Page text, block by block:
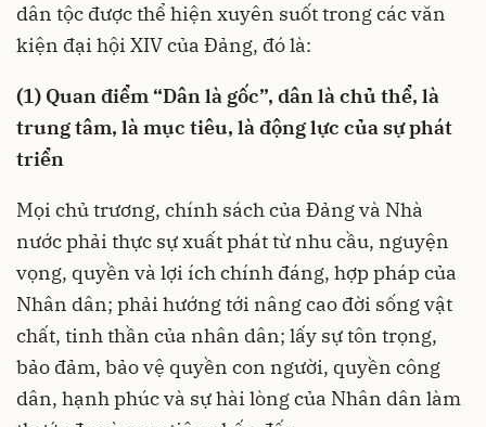
dân tộc được thể hiện xuyên suốt trong các văn
kiện đại hội XIV của Đảng, đó là:
(1) Quan điểm “Dân là gốc”, dân là chủ thể, là
trung tâm, là mục tiêu, là động lực của sự phát
triển
Mọi chủ trương, chính sách của Đảng và Nhà
nước phải thực sự xuất phát từ nhu cầu, nguyện
vọng, quyền và lợi ích chính đáng, hợp pháp của
Nhân dân; phải hướng tới nâng cao đời sống vật
chất, tinh thần của nhân dân; lấy sự tôn trọng,
bảo đảm, bảo vệ quyền con người, quyền công
dân, hạnh phúc và sự hài lòng của Nhân dân làm